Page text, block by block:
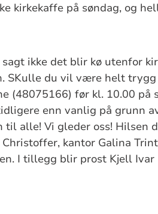
kirkekaffe på søndag, og
ikke det blir kø utenfor
SKulle du vil være helt trygg
(48075166) før kl. 10.00 på
enn vanlig på grunn
til alle! Vi gleder oss! Hilsen
kantor Galina
I tillegg blir prost Kjell Ivar